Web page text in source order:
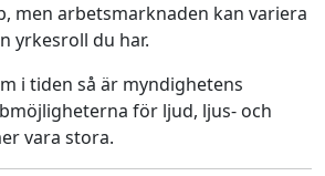
men arbetsmarknaden kan variera
yrkesroll du har.
i tiden så är myndighetens
för ljud, ljus- och
vara stora.